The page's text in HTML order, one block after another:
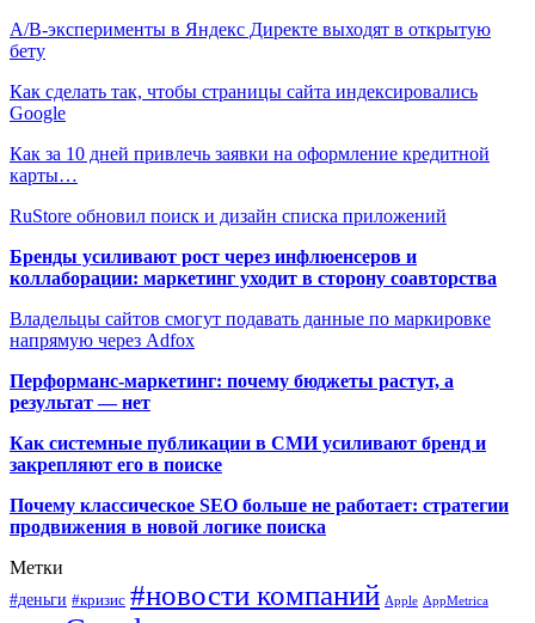
A/B-эксперименты в Яндекс Директе выходят в открытую
бету
Как сделать так, чтобы страницы сайта индексировались
Google
Как за 10 дней привлечь заявки на оформление кредитной
карты…
RuStore обновил поиск и дизайн списка приложений
Бренды усиливают рост через инфлюенсеров и
коллаборации: маркетинг уходит в сторону соавторства
Владельцы сайтов смогут подавать данные по маркировке
напрямую через Adfox
Перформанс-маркетинг: почему бюджеты растут, а
результат — нет
Как системные публикации в СМИ усиливают бренд и
закрепляют его в поиске
Почему классическое SEO больше не работает: стратегии
продвижения в новой логике поиска
Метки
#деньги #кризис #новости компаний Apple AppMetrica